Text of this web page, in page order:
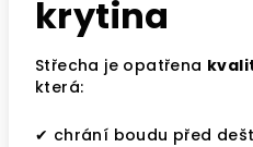
krytina
Střecha je opatřena
která:
✔ chrání boudu před